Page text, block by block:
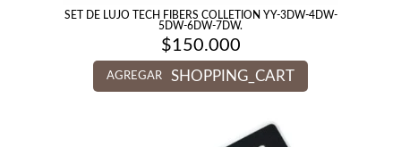
SET DE LUJO TECH FIBERS COLLETION YY-3DW-4DW-
5DW-6DW-7DW.
$150.000
AGREGAR SHOPPING_CART